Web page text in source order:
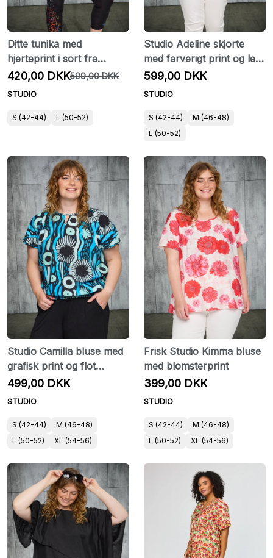
Ditte tunika med
hjerteprint i sort fra
Studio
420,00 DKK599,00 DKK
STUDIO
S (42-44) L (50-52)
Studio Adeline skjorte
med farverigt print og let
kvalitet
599,00 DKK
STUDIO
S (42-44)
M (46-48)
L (50-52)
Studio Camilla bluse med
grafisk print og flot
pasform
499,00 DKK
STUDIO
S (42-44)
M (46-48)
L (50-52)
XL (54-56)
Frisk Studio Kimma bluse
med blomsterprint
399,00 DKK
STUDIO
S (42-44)
M (46-48)
L (50-52)
XL (54-56)